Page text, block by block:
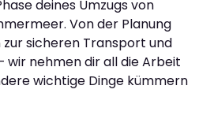
deines Umzugs von
Von der Planung
sicheren Transport und
wir nehmen dir all die Arbeit
wichtige Dinge kümmern